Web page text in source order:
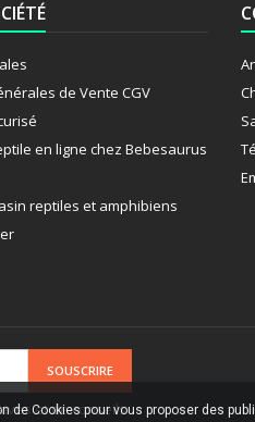
de Vente CGV
en ligne chez Bebesaurus
reptiles et amphibiens
et de conseils
de Cookies pour vous proposer des